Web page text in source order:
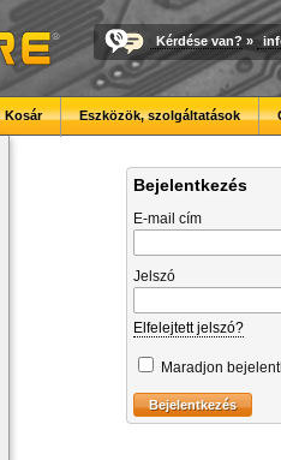
Kérdése van? »
Kosár Eszközök, szolgáltatások
Bejelentkezés
E-mail cím
Jelszó
Elfelejtett jelszó?
Maradjon